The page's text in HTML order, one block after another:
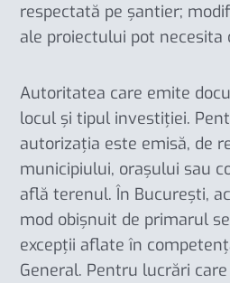
respectată pe șantier;
ale proiectului pot necesita
Autoritatea care emite
locul și tipul investiției.
autorizația este emisă, de
municipiului, orașului sau
află terenul. În București,
mod obișnuit de primarul
excepții aflate în
General. Pentru lucrări